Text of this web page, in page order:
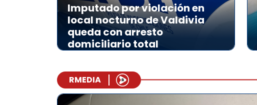
Imputado por violación en
local nocturno de Valdivia
queda con arresto
domiciliario total
RMEDIA